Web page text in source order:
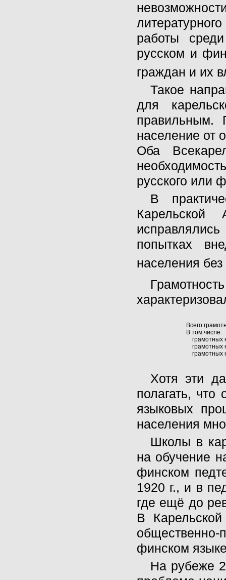
работы
русском и
граждан и их
Такое
для
правильным.
население от
Оба
русского или
В
попытках
населения
Всего
В том числе:
грамотных
грамотных
грамотных
Хотя эти
полагать,
языковых
населения
Школы в
на обучение
финском
1920 г., и в
где ещё до
В
общественно-
финском
На рубеже